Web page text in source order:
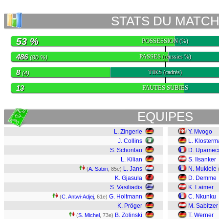
STATS DU MATCH
POSSESSION(%)
53 %
PASSES(réussies %)
486(80 %)
TIRS(cadrés)
8(4)
FAUTES SUBIES
13
EQUIPES
L. Zingerle
J. Collins
S. Schonlau
L. Kilian
(A. Sabiri , 85e) L. Jans
K. Gjasula
S. Vasiliadis
(C. Antwi-Adjej , 61e) G. Holtmann
K. Pröger
(S. Michel , 73e) B. Zolinski
Y. Mvogo
L.
D.
S. Ilsanker
N. Mukiele
D. Demme
K. Laimer
C. Nkunku
M. Sabitzer
T. Werner